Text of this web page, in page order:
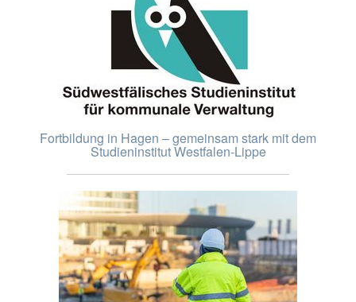
Fortbildung in Hagen – gemeinsam stark mit dem
Studieninstitut Westfalen-Lippe